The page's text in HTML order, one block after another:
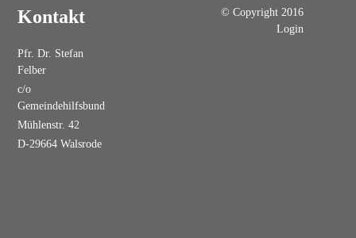
Kontakt
Pfr. Dr. Stefan
Felber
c/o
Gemeindehilfsbund
Mühlenstr. 42
D-29664 Walsrode
© Copyright 2016
Login